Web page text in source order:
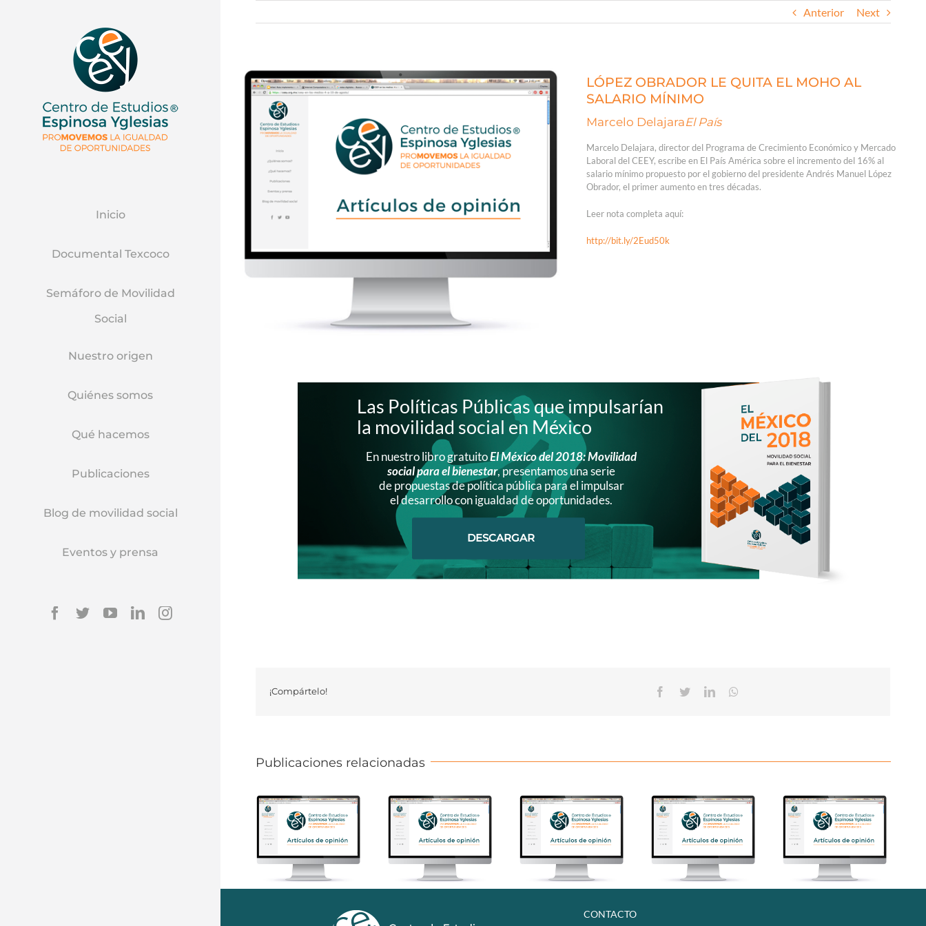
Inicio
Documental Texcoco
Semáforo de Movilidad
Social
Nuestro origen
Quiénes somos
Qué hacemos
Publicaciones
Blog de movilidad social
Eventos y prensa
Facebook
TwitterYouTubeLinkedinInstagram
Anterior Next
LÓPEZ OBRADOR LE QUITA EL MOHO AL
SALARIO MÍNIMO
Marcelo DelajaraEl País
Marcelo Delajara, director del Programa de Crecimiento Económico y Mercado
Laboral del CEEY, escribe en El País América sobre el incremento del 16% al
salario mínimo propuesto por el gobierno del presidente Andrés Manuel López
Obrador, el primer aumento en tres décadas.
Leer nota completa aquí:
http://bit.ly/2Eud50k
Las Políticas Públicas que impulsarían
la movilidad social en México
En nuestro libro gratuitoEl México del 2018: Movilidad
social para el bienestar, presentamos una serie
de propuestas de política pública para el impulsar
el desarrollo con igualdad de oportunidades.
DESCARGAR
¡Compártelo! Facebook
TwitterLinkedin
Publicaciones relacionadas
CONTACTO